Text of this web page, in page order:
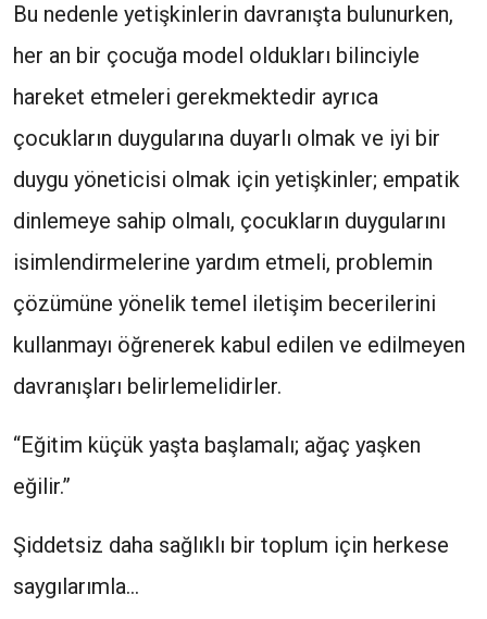
Bu nedenle yetişkinlerin davranışta bulunurken,
her an bir çocuğa model oldukları bilinciyle
hareket etmeleri gerekmektedir ayrıca
çocukların duygularına duyarlı olmak ve iyi bir
duygu yöneticisi olmak için yetişkinler; empatik
dinlemeye sahip olmalı, çocukların duygularını
isimlendirmelerine yardım etmeli, problemin
çözümüne yönelik temel iletişim becerilerini
kullanmayı öğrenerek kabul edilen ve edilmeyen
davranışları belirlemelidirler.
“Eğitim küçük yaşta başlamalı; ağaç yaşken
eğilir.”
Şiddetsiz daha sağlıklı bir toplum için herkese
saygılarımla…